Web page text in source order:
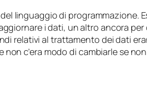
linguaggio di programmazione.
i dati, un altro ancora per
relativi al trattamento dei dati
non c’era modo di cambiarle se non